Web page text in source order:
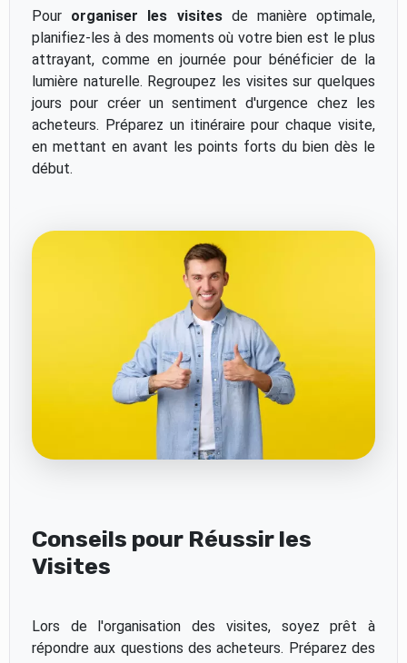
Pour organiser les visitesde manière optimale,
planifiez-les à des moments où votre bien est le plus
attrayant, comme en journée pour bénéficier de la
lumière naturelle. Regroupez les visites sur quelques
jours pour créer un sentiment d'urgence chez les
acheteurs. Préparez un itinéraire pour chaque visite,
en mettant en avant les points forts du bien dès le
début.
Conseils pour Réussir les
Visites
Lors de l'organisation des visites, soyez prêt à
répondre aux questions des acheteurs. Préparez des